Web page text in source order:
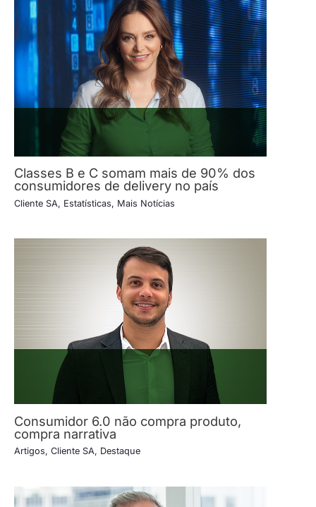
Classes B e C somam mais de 90% dos
consumidores de delivery no país
Cliente SA, Estatísticas, Mais Notícias
Consumidor 6.0 não compra produto,
compra narrativa
Artigos, Cliente SA, Destaque